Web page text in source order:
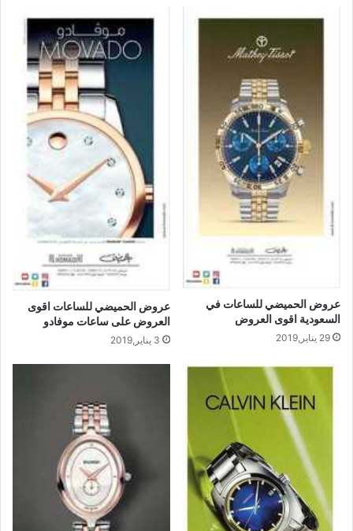
عروض الحميضي للساعات في
السعودية اقوى العروض
29 يناير,2019
عروض الحميضي للساعات اقوى
العروض على ساعات موفادو
3 يناير,2019